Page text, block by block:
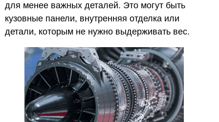
для менее важных деталей. Это могут быть
кузовные панели, внутренняя отделка или
детали, которым не нужно выдерживать вес.